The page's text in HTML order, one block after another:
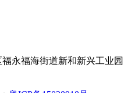
永福海街道新和新兴工业园